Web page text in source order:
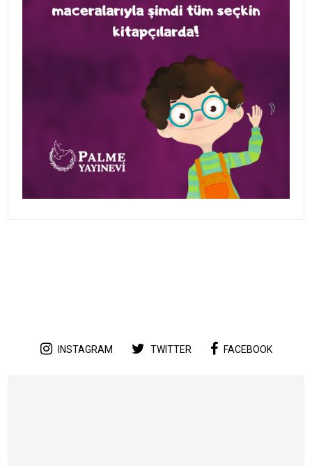
INSTAGRAM TWITTER FACEBOOK